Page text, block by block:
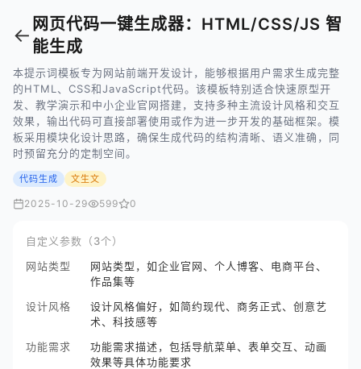
← 网页代码一键生成器：HTML/CSS/JS 智
能生成
本提示词模板专为网站前端开发设计，能够根据用户需求生成完整
的HTML、CSS和JavaScript代码。该模板特别适合快速原型开
发、教学演示和中小企业官网搭建，支持多种主流设计风格和交互
效果，输出代码可直接部署使用或作为进一步开发的基础框架。模
板采用模块化设计思路，确保生成代码的结构清晰、语义准确，同
时预留充分的定制空间。
代码生成 文生文
2025-10-29 599 0
自定义参数（3个）
网站类型
网站类型，如企业官网、个人博客、电商平台、
作品集等
设计风格
设计风格偏好，如简约现代、商务正式、创意艺
术、科技感等
功能需求
功能需求描述，包括导航菜单、表单交互、动画
效果等具体功能要求